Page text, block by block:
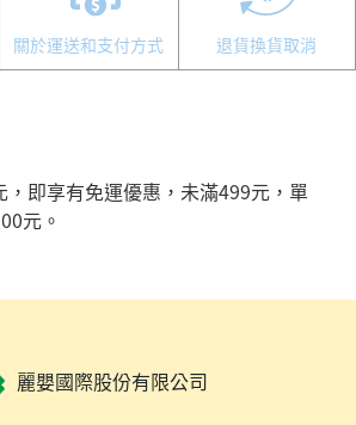
關於運送和支付方式 退貨換貨取消
，即享有免運優惠，未滿499元，單
元。
麗嬰國際股份有限公司